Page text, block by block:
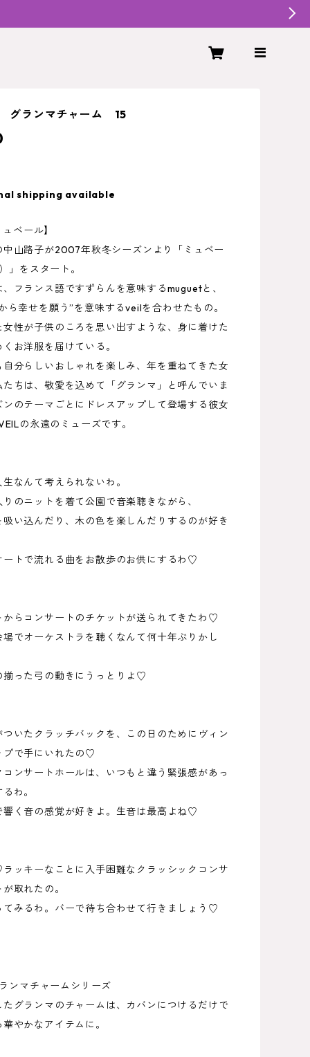
ランマチャーム 15
shipping available
ベール】
中山路子が2007年秋冬シーズンより「ミュベー
」をスタート。
フランス語ですずらんを意味するmuguetと、
ら幸せを願う”を意味するveilを合わせたもの。
性が子供のころを思い出すような、身に着けた
お洋服を届けている。
分らしいおしゃれを楽しみ、年を重ねてきた女
ちは、敬愛を込めて「グランマ」と呼んでいま
のテーマごとにドレスアップして登場する彼女
の永遠のミューズです。
なんて考えられないわ。
のニットを着て公園で音楽聴きながら、
い込んだり、木の色を楽しんだりするのが好き
ートで流れる曲をお散歩のお供にするわ♡
からコンサートのチケットが送られてきたわ♡
でオーケストラを聴くなんて何十年ぶりかし
揃った弓の動きにうっとりよ♡
いたクラッチバックを、この日のためにヴィン
プで手にいれたの♡
ンサートホールは、いつもと違う緊張感があっ
わ。
響く音の感覚が好きよ。生音は最高よね♡
ッキーなことに入手困難なクラッシックコンサ
取れたの。
てみるわ。バーで待ち合わせて行きましょう♡
ンマチャームシリーズ
グランマのチャームは、カバンにつけるだけで
やかなアイテムに。